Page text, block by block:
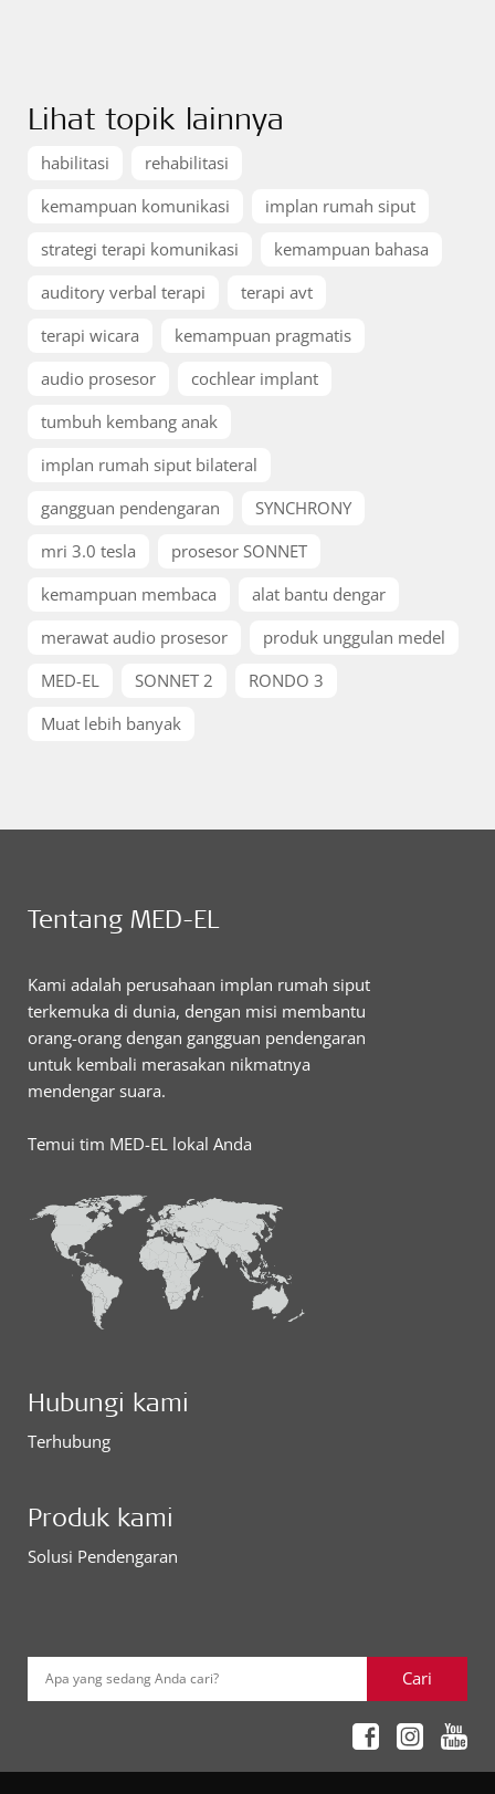
Lihat topik lainnya
habilitasi
rehabilitasi
kemampuan komunikasi
implan rumah siput
strategi terapi komunikasi
kemampuan bahasa
auditory verbal terapi
terapi avt
terapi wicara
kemampuan pragmatis
audio prosesor
cochlear implant
tumbuh kembang anak
implan rumah siput bilateral
gangguan pendengaran
SYNCHRONY
mri 3.0 tesla
prosesor SONNET
kemampuan membaca
alat bantu dengar
merawat audio prosesor
produk unggulan medel
MED-EL
SONNET 2
RONDO 3
Muat lebih banyak
Tentang MED-EL
Kami adalah perusahaan implan rumah siput
terkemuka di dunia, dengan misi membantu
orang-orang dengan gangguan pendengaran
untuk kembali merasakan nikmatnya
mendengar suara.
Temui tim MED-EL lokal Anda
Hubungi kami
Terhubung
Produk kami
Solusi Pendengaran
Apa yang sedang Anda cari? Cari